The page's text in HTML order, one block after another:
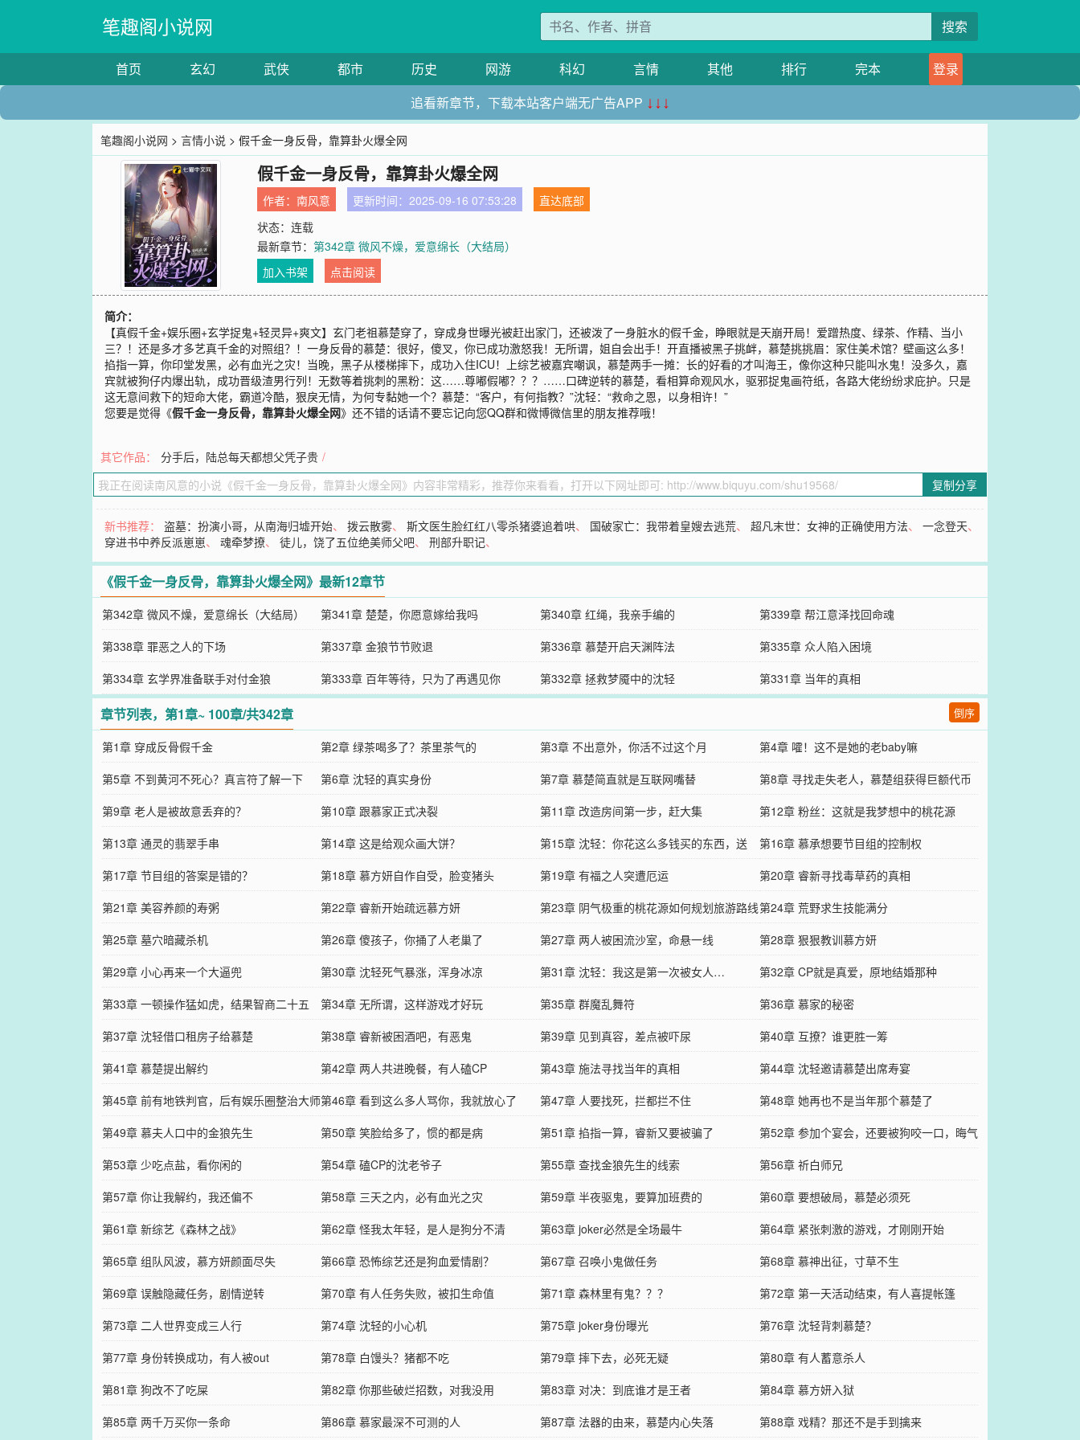
笔趣阁小说网 搜索
首页 玄幻 武侠 都市 历史 网游 科幻 言情 其他 排行 完本
登录
追看新章节，下载本站客户端无广告APP ↓↓↓
笔趣阁小说网 >言情小说 > 假千金一身反骨，靠算卦火爆全网
假千金一身反骨，靠算卦火爆全网
作者：南风意 更新时间：2025-09-16 07:53:28
直达底部
状态：连载
最新章节：第342章 微风不燥，爱意绵长（大结局）
加入书架
点击阅读
简介：
【真假千金+娱乐圈+玄学捉鬼+轻灵异+爽文】玄门老祖慕楚穿了，穿成身世曝光被赶出家门，还被泼了一身脏水的假千金，睁眼就是天崩开局！爱蹭热度、绿茶、作精、当小
三？！还是多才多艺真千金的对照组？！一身反骨的慕楚：很好，傻叉，你已成功激怒我！无所谓，姐自会出手！开直播被黑子挑衅，慕楚挑挑眉：家住美术馆？壁画这么多！
掐指一算，你印堂发黑，必有血光之灾！当晚，黑子从楼梯摔下，成功入住ICU！上综艺被嘉宾嘲讽，慕楚两手一摊：长的好看的才叫海王，像你这种只能叫水鬼！没多久，嘉
宾就被狗仔内爆出轨，成功晋级渣男行列！无数等着挑刺的黑粉：这……尊嘟假嘟？？？……口碑逆转的慕楚，看相算命观风水，驱邪捉鬼画符纸，各路大佬纷纷求庇护。只是
这无意间救下的短命大佬，霸道冷酷，狠戾无情，为何专黏她一个？慕楚：“客户，有何指教？”沈轻：“救命之恩，以身相许！”
您要是觉得《假千金一身反骨，靠算卦火爆全网》还不错的话请不要忘记向您QQ群和微博微信里的朋友推荐哦！
其它作品： 分手后，陆总每天都想父凭子贵 /
复制分享
新书推荐：盗墓：扮演小哥，从南海归墟开始、拨云散雾、斯文医生脸红红八零杀猪婆追着哄、 国破家亡：我带着皇嫂去逃荒、超凡末世：女神的正确使用方法、一念登天、
穿进书中养反派崽崽、魂牵梦撩、徒儿，饶了五位绝美师父吧、刑部升职记、
《假千金一身反骨，靠算卦火爆全网》最新12章节
第342章 微风不燥，爱意绵长（大结局） 第341章 楚楚，你愿意嫁给我吗 第340章 红绳，我亲手编的
第339章 帮江意泽找回命魂
第338章 罪恶之人的下场
第337章 金狼节节败退 第336章 慕楚开启天渊阵法
第335章 众人陷入困境
第334章 玄学界准备联手对付金狼
第333章 百年等待，只为了再遇见你 第332章 拯救梦魇中的沈轻 第331章 当年的真相
章节列表，第1章~ 100章/共342章 倒序
第1章 穿成反骨假千金 第2章 绿茶喝多了？茶里茶气的 第3章 不出意外，你活不过这个月
第4章 嚯！这不是她的老baby嘛
第5章 不到黄河不死心？真言符了解一下
第6章 沈轻的真实身份 第7章 慕楚简直就是互联网嘴替
第8章 寻找走失老人，慕楚组获得巨额代币
第9章 老人是被故意丢弃的？
第10章 跟慕家正式决裂 第11章 改造房间第一步，赶大集
第12章 粉丝：这就是我梦想中的桃花源
第13章 通灵的翡翠手串
第14章 这是给观众画大饼？
第15章 沈轻：你花这么多钱买的东西，送
我？
第16章 慕承想要节目组的控制权
第17章 节目组的答案是错的？
第18章 慕方妍自作自受，脸变猪头 第19章 有福之人突遭厄运
第20章 睿新寻找毒草药的真相
第21章 美容养颜的寿粥
第22章 睿新开始疏远慕方妍 第23章 阴气极重的桃花源如何规划旅游路线第24章 荒野求生技能满分
第25章 墓穴暗藏杀机
第26章 傻孩子，你捅了人老巢了 第27章 两人被困流沙室，命悬一线
第28章 狠狠教训慕方妍
第29章 小心再来一个大逼兜
第30章 沈轻死气暴涨，浑身冰凉 第31章 沈轻：我这是第一次被女人…
第32章 CP就是真爱，原地结婚那种
第33章 一顿操作猛如虎，结果智商二十五
第34章 无所谓，这样游戏才好玩 第35章 群魔乱舞符
第36章 慕家的秘密
第37章 沈轻借口租房子给慕楚
第38章 睿新被困酒吧，有恶鬼 第39章 见到真容，差点被吓尿
第40章 互撩？谁更胜一筹
第41章 慕楚提出解约
第42章 两人共进晚餐，有人磕CP 第43章 施法寻找当年的真相
第44章 沈轻邀请慕楚出席寿宴
第45章 前有地铁判官，后有娱乐圈整治大师第46章 看到这么多人骂你，我就放心了 第47章 人要找死，拦都拦不住
第48章 她再也不是当年那个慕楚了
第49章 慕夫人口中的金狼先生
第50章 笑脸给多了，惯的都是病 第51章 掐指一算，睿新又要被骗了
第52章 参加个宴会，还要被狗咬一口，晦气
第53章 少吃点盐，看你闲的
第54章 磕CP的沈老爷子 第55章 查找金狼先生的线索
第56章 祈白师兄
第57章 你让我解约，我还偏不
第58章 三天之内，必有血光之灾 第59章 半夜驱鬼，要算加班费的
第60章 要想破局，慕楚必须死
第61章 新综艺《森林之战》
第62章 怪我太年轻，是人是狗分不清 第63章 joker必然是全场最牛
第64章 紧张刺激的游戏，才刚刚开始
第65章 组队风波，慕方妍颜面尽失
第66章 恐怖综艺还是狗血爱情剧？ 第67章 召唤小鬼做任务
第68章 慕神出征，寸草不生
第69章 误触隐藏任务，剧情逆转
第70章 有人任务失败，被扣生命值 第71章 森林里有鬼？？？
第72章 第一天活动结束，有人喜提帐篷
第73章 二人世界变成三人行
第74章 沈轻的小心机 第75章 joker身份曝光
第76章 沈轻背刺慕楚？
第77章 身份转换成功，有人被out
第78章 白馒头？猪都不吃 第79章 摔下去，必死无疑
第80章 有人蓄意杀人
第81章 狗改不了吃屎
第82章 你那些破烂招数，对我没用 第83章 对决：到底谁才是王者
第84章 慕方妍入狱
第85章 两千万买你一条命
第86章 慕家最深不可测的人 第87章 法器的由来，慕楚内心失落 第88章 戏精？那还不是手到擒来